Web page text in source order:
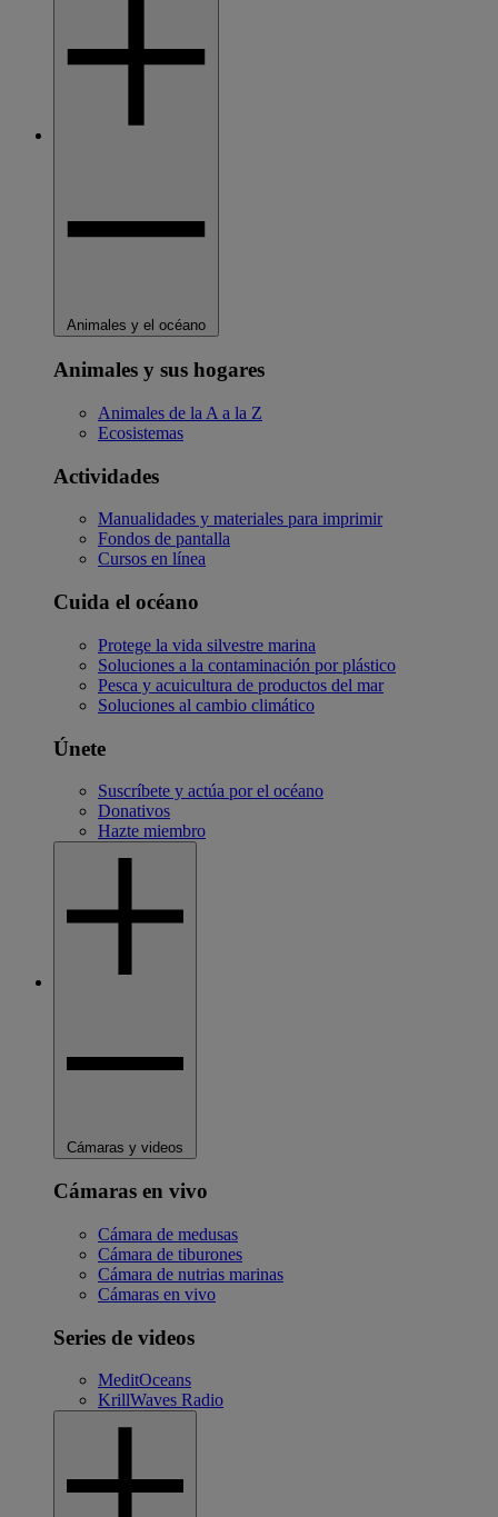
Animales y el océano
Animales y sus hogares
Animales de la A a la Z
Ecosistemas
Actividades
Manualidades y materiales para imprimir
Fondos de pantalla
Cursos en línea
Cuida el océano
Protege la vida silvestre marina
Soluciones a la contaminación por plástico
Pesca y acuicultura de productos del mar
Soluciones al cambio climático
Únete
Suscríbete y actúa por el océano
Donativos
Hazte miembro
Cámaras y videos
Cámaras en vivo
Cámara de medusas
Cámara de tiburones
Cámara de nutrias marinas
Cámaras en vivo
Series de videos
MeditOceans
KrillWaves Radio